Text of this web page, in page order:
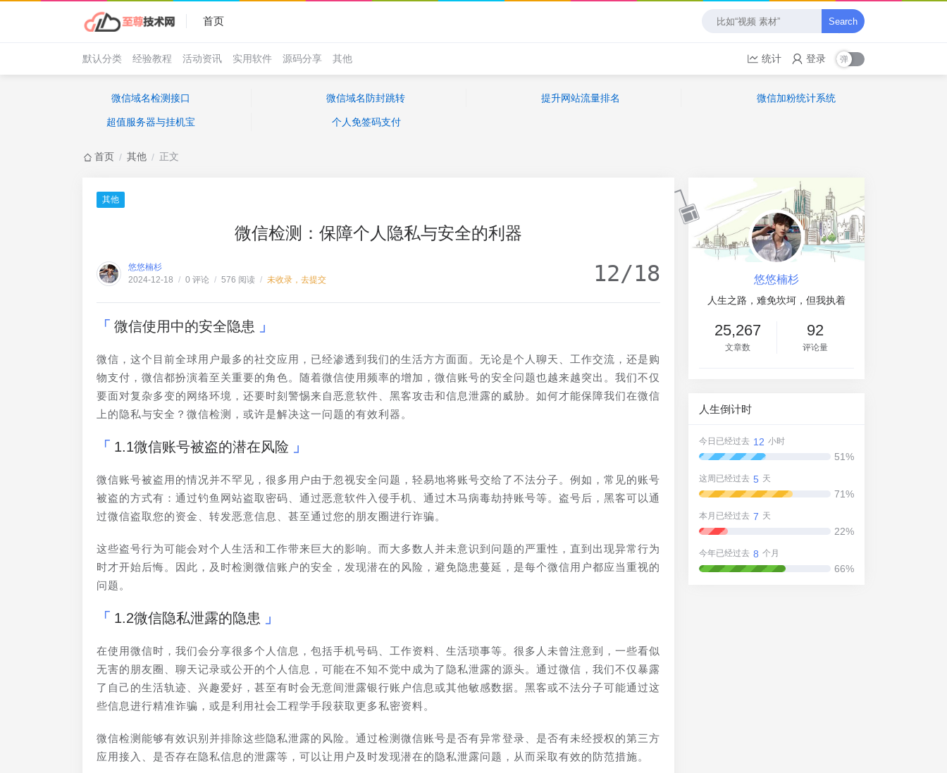
首页 Search
默认分类 经验教程 活动资讯 实用软件 源码分享 其他 统计 登录
微信域名检测接口 微信域名防封跳转 提升网站流量排名 微信加粉统计系统
超值服务器与挂机宝 个人免签码支付
首页 / 其他 / 正文
其他
微信检测：保障个人隐私与安全的利器
悠悠楠杉
2024-12-18 / 0 评论 / 576 阅读 / 未收录，去提交 12/18
微信使用中的安全隐患
微信，这个目前全球用户最多的社交应用，已经渗透到我们的生活方方面面。无论是个人聊天、工作交流，还是购
物支付，微信都扮演着至关重要的角色。随着微信使用频率的增加，微信账号的安全问题也越来越突出。我们不仅
要面对复杂多变的网络环境，还要时刻警惕来自恶意软件、黑客攻击和信息泄露的威胁。如何才能保障我们在微信
上的隐私与安全？微信检测，或许是解决这一问题的有效利器。
1.1微信账号被盗的潜在风险
微信账号被盗用的情况并不罕见，很多用户由于忽视安全问题，轻易地将账号交给了不法分子。例如，常见的账号
被盗的方式有：通过钓鱼网站盗取密码、通过恶意软件入侵手机、通过木马病毒劫持账号等。盗号后，黑客可以通
过微信盗取您的资金、转发恶意信息、甚至通过您的朋友圈进行诈骗。
这些盗号行为可能会对个人生活和工作带来巨大的影响。而大多数人并未意识到问题的严重性，直到出现异常行为
时才开始后悔。因此，及时检测微信账户的安全，发现潜在的风险，避免隐患蔓延，是每个微信用户都应当重视的
问题。
1.2微信隐私泄露的隐患
在使用微信时，我们会分享很多个人信息，包括手机号码、工作资料、生活琐事等。很多人未曾注意到，一些看似
无害的朋友圈、聊天记录或公开的个人信息，可能在不知不觉中成为了隐私泄露的源头。通过微信，我们不仅暴露
了自己的生活轨迹、兴趣爱好，甚至有时会无意间泄露银行账户信息或其他敏感数据。黑客或不法分子可能通过这
些信息进行精准诈骗，或是利用社会工程学手段获取更多私密资料。
微信检测能够有效识别并排除这些隐私泄露的风险。通过检测微信账号是否有异常登录、是否有未经授权的第三方
应用接入、是否存在隐私信息的泄露等，可以让用户及时发现潜在的隐私泄露问题，从而采取有效的防范措施。
悠悠楠杉
人生之路，难免坎坷，但我执着
25,267
文章数
92
评论量
人生倒计时
今日已经过去 12 小时
51%
这周已经过去 5 天
71%
本月已经过去 7 天
22%
今年已经过去 8 个月
66%